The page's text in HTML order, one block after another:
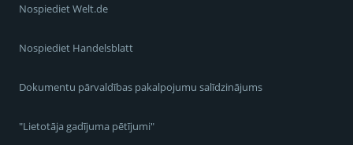
Nospiediet Welt.de
Nospiediet Handelsblatt
Dokumentu pārvaldības pakalpojumu salīdzinājums
"Lietotāja gadījuma pētījumi"